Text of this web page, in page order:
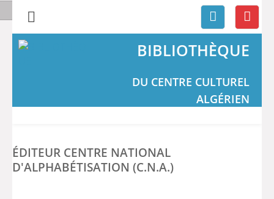
BIBLIOTHÈQUE
DU CENTRE CULTUREL
ALGÉRIEN
ÉDITEUR CENTRE NATIONAL
D'ALPHABÉTISATION (C.N.A.)